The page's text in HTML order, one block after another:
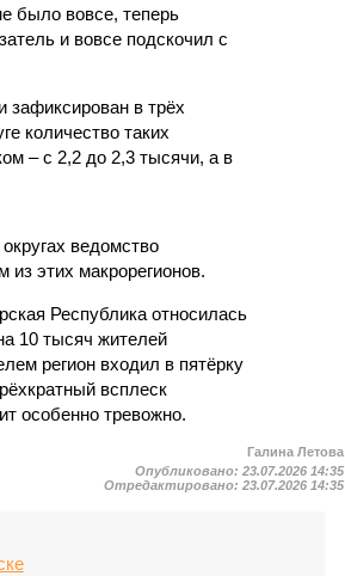
было вовсе, теперь
и вовсе подскочил с
зафиксирован в трёх
количество таких
– с 2,2 до 2,3 тысячи, а в
ведомство
этих макрорегионов.
Республика относилась
10 тысяч жителей
регион входил в пятёрку
всплеск
особенно тревожно.
Галина Летова
Опубликовано:23.07.2026 14:35
Отредактировано:23.07.2026 14:35